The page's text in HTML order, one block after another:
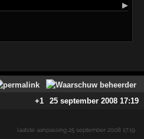
▶
+1 25 september 2008 17:19
laatste aanpassing 25 september 2008 17:19